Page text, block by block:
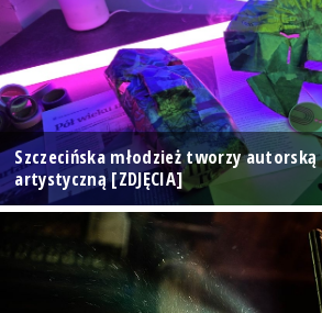
Szczecińska młodzież tworzy
artystyczną [ZDJĘCIA]